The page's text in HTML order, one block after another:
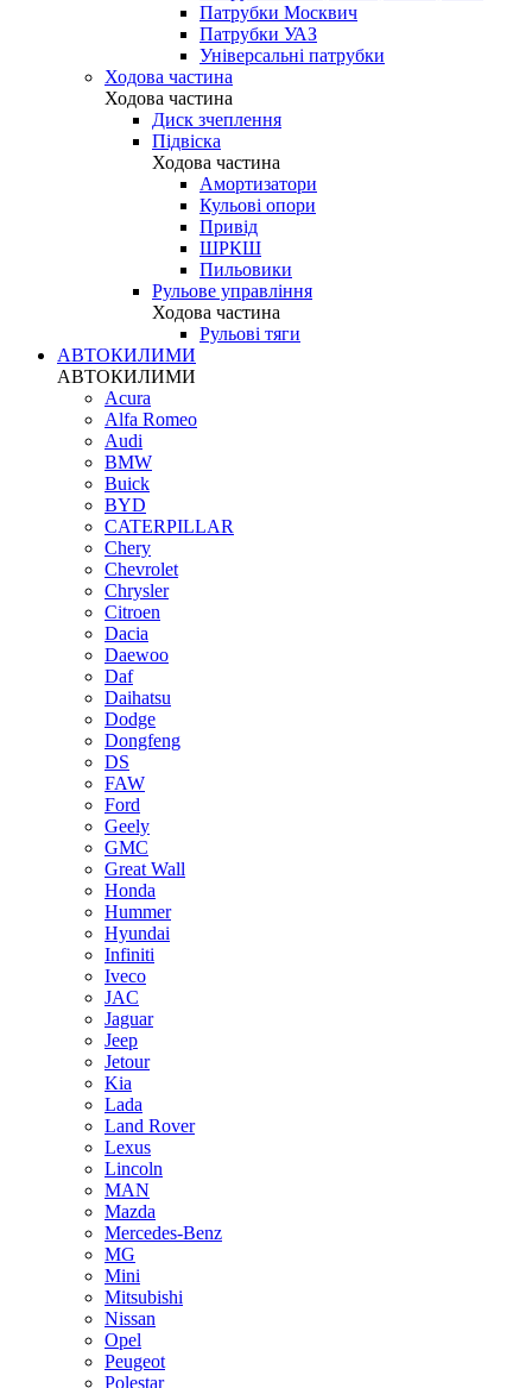
Патрубки Москвич
Патрубки УАЗ
Універсальні патрубки
Ходова частина
Ходова частина
Диск зчеплення
Підвіска
Ходова частина
Амортизатори
Кульові опори
Привід
ШРКШ
Пильовики
Рульове управління
Ходова частина
Рульові тяги
АВТОКИЛИМИ
АВТОКИЛИМИ
Acura
Alfa Romeo
Audi
BMW
Buick
BYD
CATERPILLAR
Chery
Chevrolet
Chrysler
Citroen
Dacia
Daewoo
Daf
Daihatsu
Dodge
Dongfeng
DS
FAW
Ford
Geely
GMC
Great Wall
Honda
Hummer
Hyundai
Infiniti
Iveco
JAC
Jaguar
Jeep
Jetour
Kia
Lada
Land Rover
Lexus
Lincoln
MAN
Mazda
Mercedes-Benz
MG
Mini
Mitsubishi
Nissan
Opel
Peugeot
Polestar